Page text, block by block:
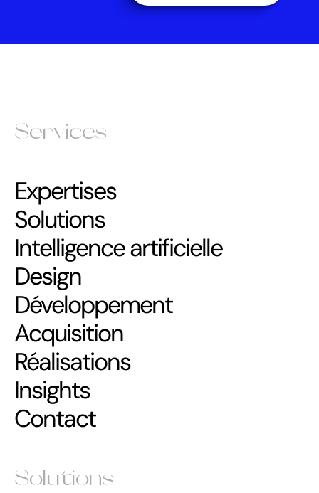
Services
Expertises
Solutions
Intelligence artificielle
Design
Développement
Acquisition
Réalisations
Insights
Contact
Solutions